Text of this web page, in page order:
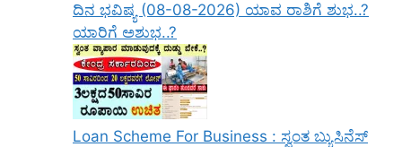
ದಿನ ಭವಿಷ್ಯ (08-08-2026) ಯಾವ ರಾಶಿಗೆ ಶುಭ..?
ಯಾರಿಗೆ ಅಶುಭ..?
Loan Scheme For Business : ಸ್ವಂತ ಬ್ಯುಸಿನೆಸ್